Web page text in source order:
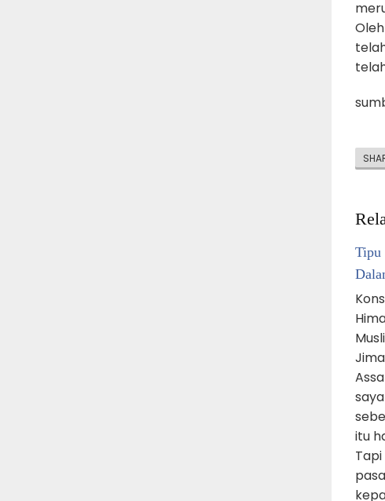
Tipu
itu